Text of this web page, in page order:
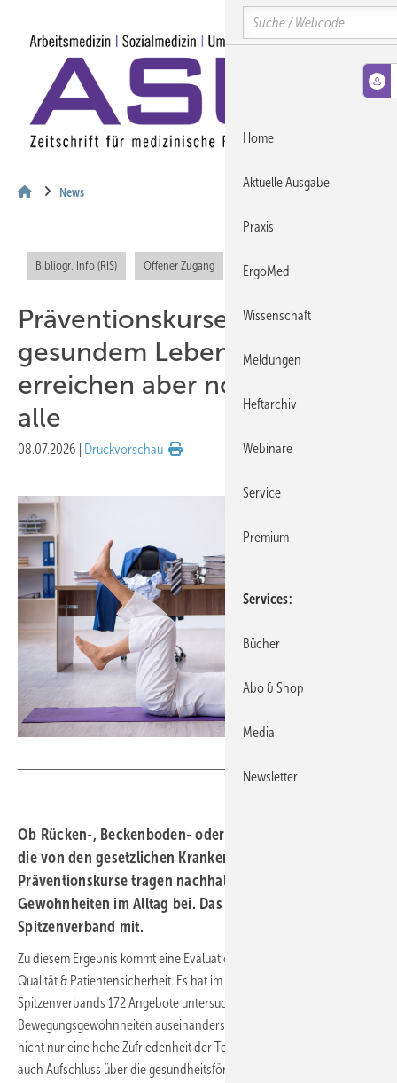
News
Bibliogr. Info (RIS) Offener Zugang
Präventionskurse tragen zu
gesundem Lebensstil bei,
erreichen aber noch nicht
alle
08.07.2026 Druckvorschau
Ob Rücken-, Beckenboden- oder Ganzkörper-Training –
die von den gesetzlichen Krankenkassen geförderten
Präventionskurse tragen nachhaltig zu gesünderen
Gewohnheiten im Alltag bei. Das teilt der GKV-
Spitzenverband mit.
Zu diesem Ergebnis kommt eine Evaluation des BQS Instituts für
Qualität & Patientensicherheit. Es hat im Auftrag des GKV-
Spitzenverbands 172 Angebote untersucht, die sich gezielt mit
Bewegungsgewohnheiten auseinandersetzen. Die Evaluation zeigt
nicht nur eine hohe Zufriedenheit der Teilnehmenden, sondern gibt
auch Aufschluss über die gesundheitsfördernde Wirkung der
Search
Home
Aktuelle Ausgabe
Praxis
ErgoMed
Wissenschaft
Meldungen
Heftarchiv
Webinare
Service
Premium
Services
Bücher
Abo & Shop
Media
Newsletter